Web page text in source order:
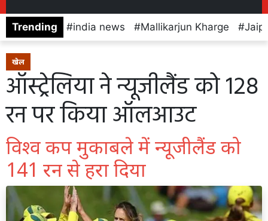
Trending india news Mallikarjun Kharge
खेल
ऑस्ट्रेलिया ने न्यूजीलैंड को 128
रन पर किया ऑलआउट
विश्व कप मुकाबले में न्यूजीलैंड को
141 रन से हरा दिया